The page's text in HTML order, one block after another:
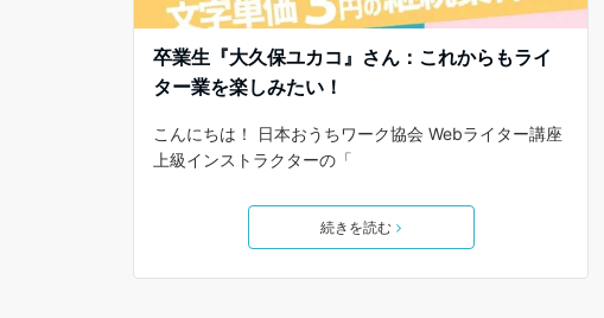
卒業生『大久保ユカコ』さん：これからもライ
ター業を楽しみたい！
こんにちは！ 日本おうちワーク協会 Webライター講座
上級インストラクターの「
続きを読む